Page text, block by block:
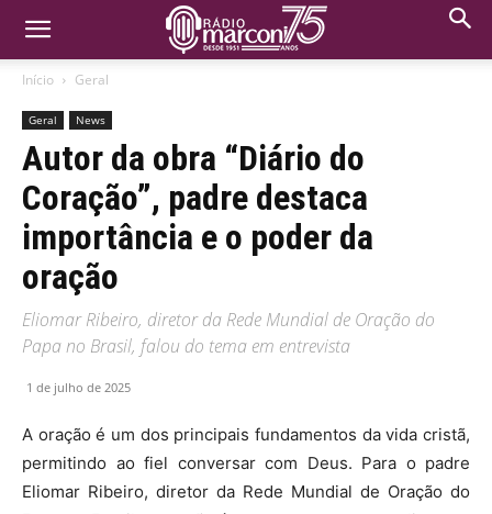
Início Geral
Geral News
Autor da obra “Diário do
Coração”, padre destaca
importância e o poder da
oração
Eliomar Ribeiro, diretor da Rede Mundial de Oração do
Papa no Brasil, falou do tema em entrevista
1 de julho de 2025
A oração é um dos principais fundamentos da vida cristã,
permitindo ao fiel conversar com Deus. Para o padre
Eliomar Ribeiro, diretor da Rede Mundial de Oração do